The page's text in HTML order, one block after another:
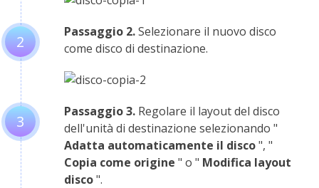
2
Passaggio 2.Selezionare il nuovo disco
come disco di destinazione.
3
Passaggio 3.Regolare il layout del disco
dell'unità di destinazione selezionando "
Adatta automaticamente il disco", "
Copia come origine " o " Modifica layout
disco".